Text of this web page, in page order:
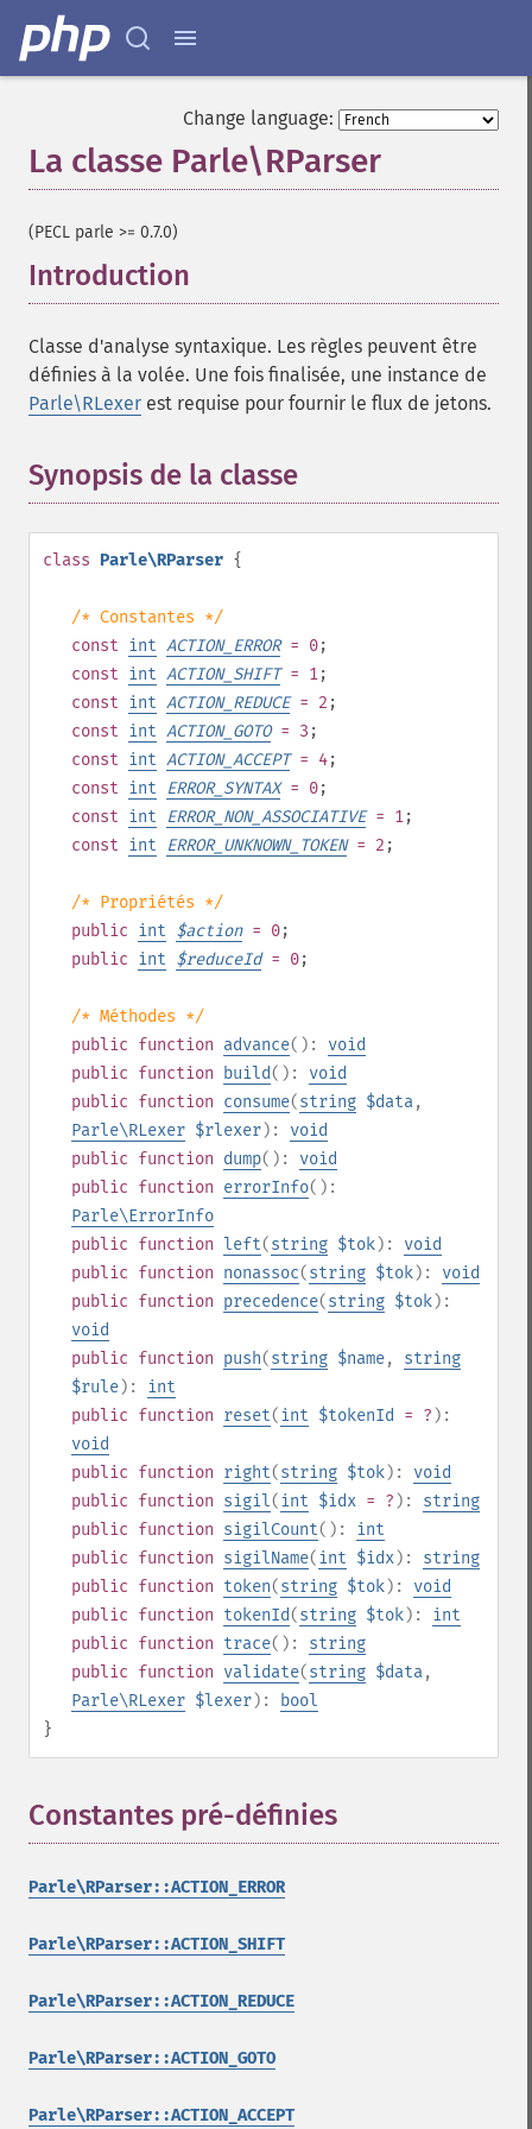
Change language:
La classe Parle\RParser
(PECL parle >= 0.7.0)
Introduction
Classe d'analyse syntaxique. Les règles peuvent être
définies à la volée. Une fois finalisée, une instance de
Parle\RLexer est requise pour fournir le flux de jetons.
Synopsis de la classe
class Parle\RParser {
/* Constantes */
const int ACTION_ERROR= 0;
const int ACTION_SHIFT= 1;
const int ACTION_REDUCE= 2 ;
const int ACTION_GOTO= 3 ;
const int ACTION_ACCEPT= 4;
const int ERROR_SYNTAX= 0;
const int ERROR_NON_ASSOCIATIVE= 1;
const int ERROR_UNKNOWN_TOKEN= 2 ;
/* Propriétés */
public int $action= 0;
public int $reduceId= 0;
/* Méthodes */
public function advance(): void
public function build(): void
public function consume(string $data,
Parle\RLexer $rlexer): void
public function dump(): void
public function errorInfo():
Parle\ErrorInfo
public function left(string $tok): void
public function nonassoc(string $tok): void
public function precedence(string $tok):
void
public function push(string $name, string
$rule): int
public function reset(int $tokenId = ? ):
void
public function right(string $tok): void
public function sigil(int $idx = ? ): string
public function sigilCount(): int
public function sigilName(int $idx): string
public function token(string $tok): void
public function tokenId(string $tok): int
public function trace(): string
public function validate(string $data,
Parle\RLexer $lexer):
bool
}
Constantes pré-définies
Parle\RParser::ACTION_ERROR
Parle\RParser::ACTION_SHIFT
Parle\RParser::ACTION_REDUCE
Parle\RParser::ACTION_GOTO
Parle\RParser::ACTION_ACCEPT